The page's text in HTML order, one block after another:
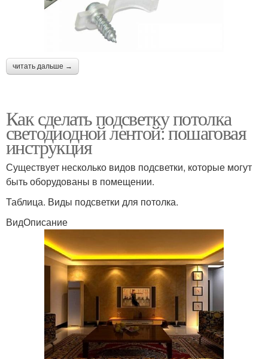
читать дальше →
Как сделать подсветку потолка
светодиодной лентой: пошаговая
инструкция
Существует несколько видов подсветки, которые могут
быть оборудованы в помещении.
Таблица. Виды подсветки для потолка.
ВидОписание